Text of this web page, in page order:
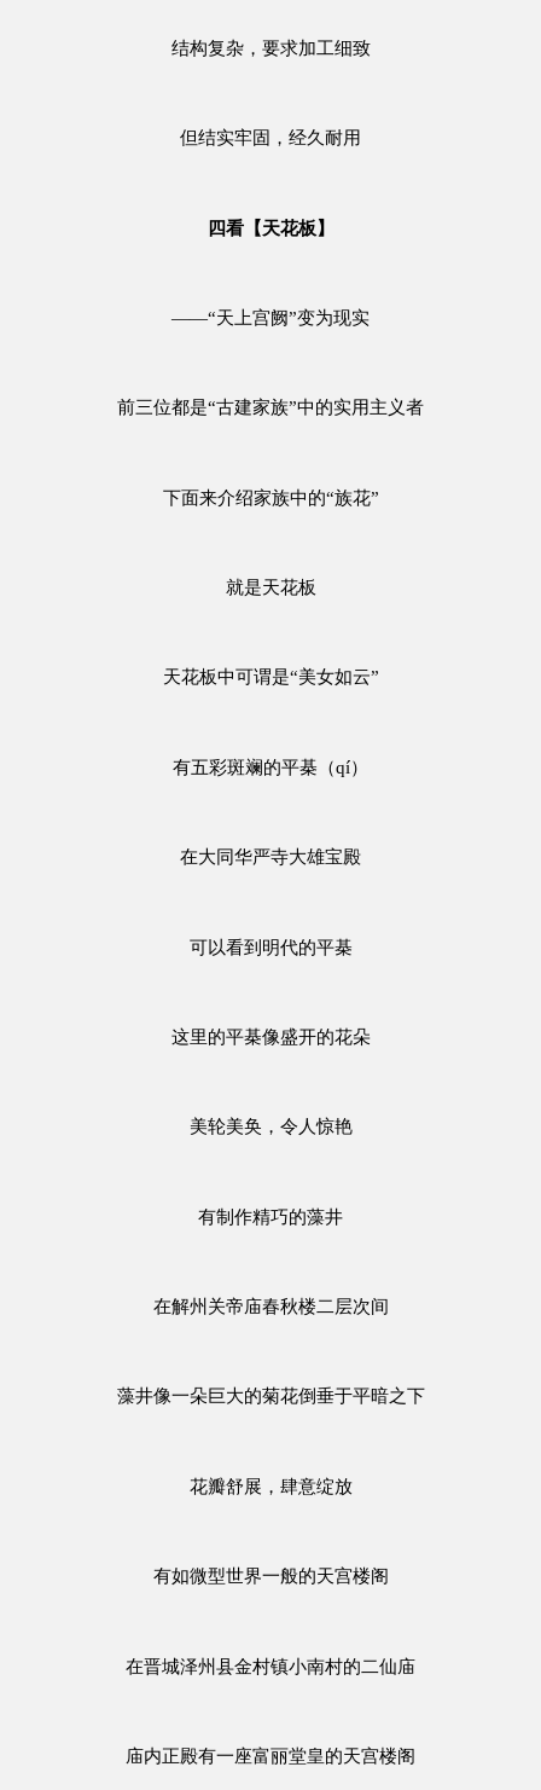
结构复杂，要求加工细致
但结实牢固，经久耐用
四看【天花板】
——“天上宫阙”变为现实
前三位都是“古建家族”中的实用主义者
下面来介绍家族中的“族花”
就是天花板
天花板中可谓是“美女如云”
有五彩斑斓的平棊（qí）
在大同华严寺大雄宝殿
可以看到明代的平棊
这里的平棊像盛开的花朵
美轮美奂，令人惊艳
有制作精巧的藻井
在解州关帝庙春秋楼二层次间
藻井像一朵巨大的菊花倒垂于平暗之下
花瓣舒展，肆意绽放
有如微型世界一般的天宫楼阁
在晋城泽州县金村镇小南村的二仙庙
庙内正殿有一座富丽堂皇的天宫楼阁